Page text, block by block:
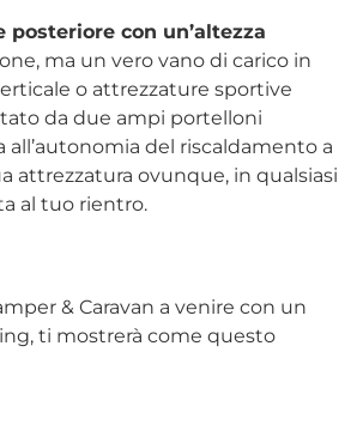
posteriore con un’altezza
ma un vero vano di carico in
o attrezzature sportive
da due ampi portelloni
del riscaldamento a
attrezzatura ovunque, in qualsiasi
al tuo rientro.
& Caravan a venire con un
ti mostrerà come questo